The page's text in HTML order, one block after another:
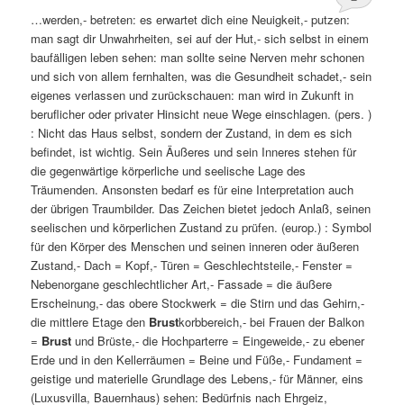
…werden,- betreten: es erwartet dich eine Neuigkeit,- putzen:
man sagt dir Unwahrheiten, sei auf der Hut,- sich selbst in einem
baufälligen leben sehen: man sollte seine Nerven mehr schonen
und sich von allem fernhalten, was die Gesundheit schadet,- sein
eigenes verlassen und zurückschauen: man wird in Zukunft in
beruflicher oder privater Hinsicht neue Wege einschlagen. (pers. )
: Nicht das Haus selbst, sondern der Zustand, in dem es sich
befindet, ist wichtig. Sein Äußeres und sein Inneres stehen für
die gegenwärtige körperliche und seelische Lage des
Träumenden. Ansonsten bedarf es für eine Interpretation auch
der übrigen Traumbilder. Das Zeichen bietet jedoch Anlaß, seinen
seelischen und körperlichen Zustand zu prüfen. (europ.) : Symbol
für den Körper des Menschen und seinen inneren oder äußeren
Zustand,- Dach = Kopf,- Türen = Geschlechtsteile,- Fenster =
Nebenorgane geschlechtlicher Art,- Fassade = die äußere
Erscheinung,- das obere Stockwerk = die Stirn und das Gehirn,-
die mittlere Etage den Brustkorbbereich,- bei Frauen der Balkon
= Brust und Brüste,- die Hochparterre = Eingeweide,- zu ebener
Erde und in den Kellerräumen = Beine und Füße,- Fundament =
geistige und materielle Grundlage des Lebens,- für Männer, eins
(Luxusvilla, Bauernhaus) sehen: Bedürfnis nach Ehrgeiz,